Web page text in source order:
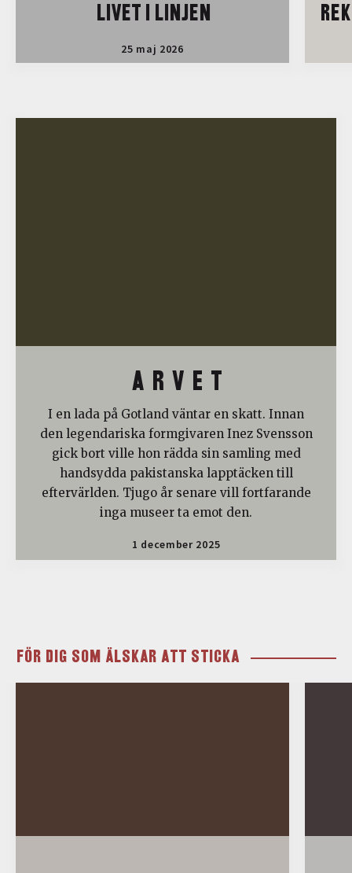
LIVET I LINJEN
25 maj 2026
A R V E T
I en lada på Gotland väntar en skatt. Innan
den legendariska formgivaren Inez Svensson
gick bort ville hon rädda sin samling med
handsydda pakistanska lapptäcken till
eftervärlden. Tjugo år senare vill fortfarande
inga museer ta emot den.
1 december 2025
FÖR DIG SOM ÄLSKAR ATT STICKA